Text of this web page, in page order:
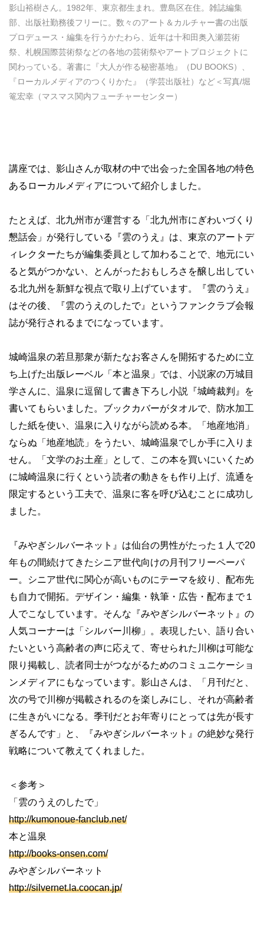
影山裕樹さん。1982年、東京都生まれ。豊島区在住。雑誌編集
部、出版社勤務後フリーに。数々のアート＆カルチャー書の出版
プロデュース・編集を行うかたわら、近年は十和田奥入瀬芸術
祭、札幌国際芸術祭などの各地の芸術祭やアートプロジェクトに
関わっている。著書に『大人が作る秘密基地』（DU BOOKS）、
『ローカルメディアのつくりかた』（学芸出版社）など＜写真/堀
篭宏幸（マスマス関内フューチャーセンター）
講座では、影山さんが取材の中で出会った全国各地の特色
あるローカルメディアについて紹介しました。
たとえば、北九州市が運営する「北九州市にぎわいづくり
懇話会」が発行している『雲のうえ』は、東京のアートデ
ィレクターたちが編集委員として加わることで、地元にい
ると気がつかない、とんがったおもしろさを醸し出してい
る北九州を新鮮な視点で取り上げています。『雲のうえ』
はその後、『雲のうえのしたで』というファンクラブ会報
誌が発行されるまでになっています。
城崎温泉の若旦那衆が新たなお客さんを開拓するために立
ち上げた出版レーベル「本と温泉」では、小説家の万城目
学さんに、温泉に逗留して書き下ろし小説『城崎裁判』を
書いてもらいました。ブックカバーがタオルで、防水加工
した紙を使い、温泉に入りながら読める本。「地産地消」
ならぬ「地産地読」をうたい、城崎温泉でしか手に入りま
せん。「文学のお土産」として、この本を買いにいくため
に城崎温泉に行くという読者の動きをも作り上げ、流通を
限定するという工夫で、温泉に客を呼び込むことに成功し
ました。
『みやぎシルバーネット』は仙台の男性がたった１人で20
年もの間続けてきたシニア世代向けの月刊フリーペーパ
ー。シニア世代に関心が高いものにテーマを絞り、配布先
も自力で開拓。デザイン・編集・執筆・広告・配布まで１
人でこなしています。そんな『みやぎシルバーネット』の
人気コーナーは「シルバー川柳」。表現したい、語り合い
たいという高齢者の声に応えて、寄せられた川柳は可能な
限り掲載し、読者同士がつながるためのコミュニケーショ
ンメディアにもなっています。影山さんは、「月刊だと、
次の号で川柳が掲載されるのを楽しみにし、それが高齢者
に生きがいになる。季刊だとお年寄りにとっては先が長す
ぎるんです」と、『みやぎシルバーネット』の絶妙な発行
戦略について教えてくれました。
＜参考＞
「雲のうえのしたで」
http://kumonoue-fanclub.net/
本と温泉
http://books-onsen.com/
みやぎシルバーネット
http://silvernet.la.coocan.jp/